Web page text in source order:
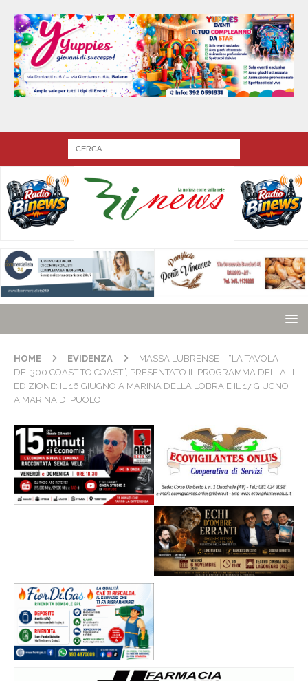
HOME EVIDENZA
MASSA LUBRENSE – “LA TAVOLA
DEI 300 COAST TO COAST”, PRESENTATO IL PROGRAMMA DELLA III
EDIZIONE: IL 16 GIUGNO A MARINA DELLA LOBRA E IL 17 GIUGNO
A MARINA DI PUOLO